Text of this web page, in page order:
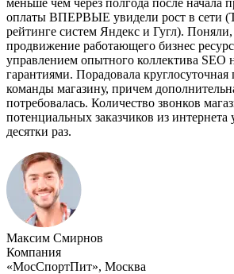
меньше чем через полгода после начала
оплаты ВПЕРВЫЕ увидели рост в сети
рейтинге систем Яндекс и Гугл). Поняли,
продвижение работающего бизнес
управлением опытного коллектива
гарантиями. Порадовала
команды магазину, причем
потребовалась. Количество звонков
потенциальных заказчиков из интернета
десятки раз.
Максим Смирнов
Компания
«МосСпортПит», Москва